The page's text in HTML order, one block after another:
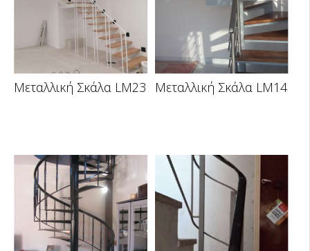
Μεταλλική Σκάλα LM23 Μεταλλική Σκάλα LM14